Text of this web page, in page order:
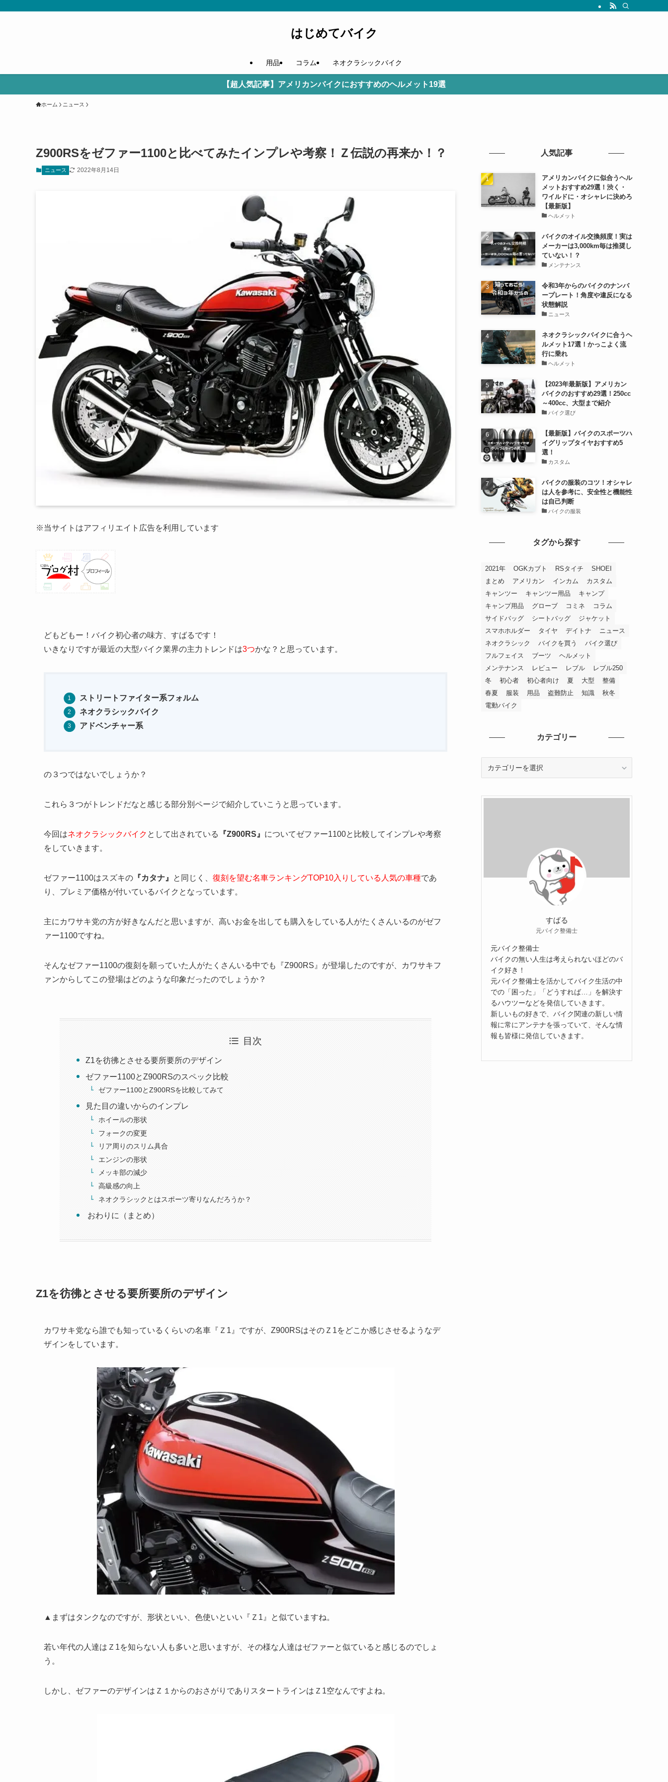
はじめてバイク
用品 コラム ネオクラシックバイク
【超人気記事】アメリカンバイクにおすすめのヘルメット19選
ホーム ニュース
Z900RSをゼファー1100と比べてみたインプレや考察！Ｚ伝説の再来か！？
ニュース 2022年8月14日
※当サイトはアフィリエイト広告を利用しています
どもどもー！バイク初心者の味方、すばるです！
いきなりですが最近の大型バイク業界の主力トレンドは3つかな？と思っています。
ストリートファイター系フォルム
ネオクラシックバイク
アドベンチャー系
の３つではないでしょうか？
これら３つがトレンドだなと感じる部分別ページで紹介していこうと思っています。
今回はネオクラシックバイク として出されている 『Z900RS』 についてゼファー1100と比較してインプレや考察
をしていきます。
ゼファー1100はスズキの 『カタナ』 と同じく、 復刻を望む名車ランキングTOP10入りしている人気の車種であ
り、プレミア価格が付いているバイクとなっています。
主にカワサキ党の方が好きなんだと思いますが、高いお金を出しても購入をしている人がたくさんいるのがゼフ
ァー1100ですね。
そんなゼファー1100の復刻を願っていた人がたくさんいる中でも『Z900RS』が登場したのですが、カワサキフ
ァンからしてこの登場はどのような印象だったのでしょうか？
目次
Z1を彷彿とさせる要所要所のデザイン
ゼファー1100とZ900RSのスペック比較
ゼファー1100とZ900RSを比較してみて
見た目の違いからのインプレ
ホイールの形状
フォークの変更
リア周りのスリム具合
エンジンの形状
メッキ部の減少
高級感の向上
ネオクラシックとはスポーツ寄りなんだろうか？
おわりに（まとめ）
Z1を彷彿とさせる要所要所のデザイン
カワサキ党なら誰でも知っているくらいの名車『Ｚ1』ですが、Z900RSはそのＺ1をどこか感じさせるようなデ
ザインをしています。
▲まずはタンクなのですが、形状といい、色使いといい『Ｚ1』と似ていますね。
若い年代の人達はＺ1を知らない人も多いと思いますが、その様な人達はゼファーと似ていると感じるのでしょ
う。
しかし、ゼファーのデザインはＺ１からのおさがりでありスタートラインはＺ1空なんですよね。
人気記事
アメリカンバイクに似合うヘル
メットおすすめ29選！渋く・
ワイルドに・オシャレに決めろ
【最新版】
ヘルメット
バイクのオイル交換頻度！実は
メーカーは3,000km毎は推奨し
ていない！？
メンテナンス
令和3年からのバイクのナンバ
ープレート！角度や違反になる
状態解説
ニュース
ネオクラシックバイクに合うヘ
ルメット17選！かっこよく流
行に乗れ
ヘルメット
【2023年最新版】アメリカン
バイクのおすすめ29選！250cc
～400cc、大型まで紹介
バイク選び
【最新版】バイクのスポーツハ
イグリップタイヤおすすめ5
選！
カスタム
バイクの服装のコツ！オシャレ
は人を参考に、安全性と機能性
は自己判断
バイクの服装
タグから探す
2021年 OGKカブト RSタイチ
SHOEI
まとめ
アメリカン インカム
カスタム
キャンツー
キャンツー用品
キャンプ
キャンプ用品
グローブ コミネ
コラム
サイドバッグ
シートバッグ
ジャケット
スマホホルダー
タイヤ デイトナ
ニュース
ネオクラシック
バイクを買う
バイク選び
フルフェイス
ブーツ
ヘルメット
メンテナンス
レビュー レブル
レブル250
冬
初心者 初心者向け 夏 大型
整備
春夏
服装 用品 盗難防止 知識
秋冬
電動バイク
カテゴリー
リ
すばる
元バイク整備士
元バイク整備士
バイクの無い人生は考えられないほどのバ
イク好き！
元バイク整備士を活かしてバイク生活の中
での「困った」「どうすれば…」を解決す
るハウツーなどを発信していきます。
新しいもの好きで、バイク関連の新しい情
報に常にアンテナを張っていて、そんな情
報も皆様に発信していきます。